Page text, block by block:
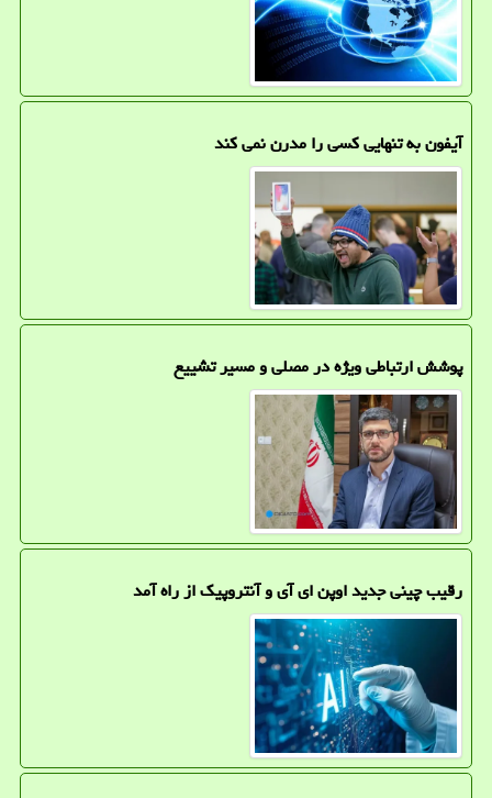
آیفون به تنهایی کسی را مدرن نمی کند
پوشش ارتباطی ویژه در مصلی و مسیر تشییع
رقیب چینی جدید اوپن ای آی و آنتروپیک از راه آمد